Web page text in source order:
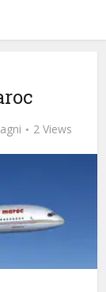
2 Views